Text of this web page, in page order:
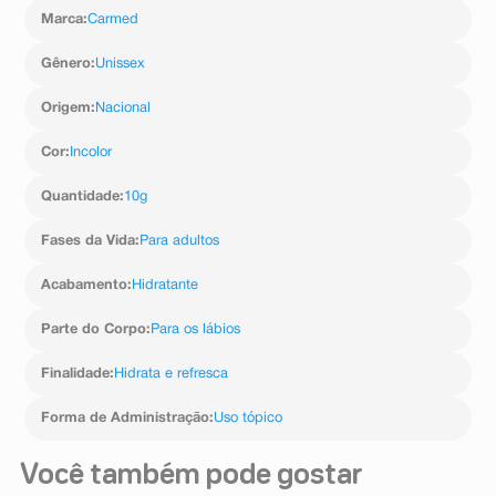
Marca:Carmed
Gênero:Unissex
Origem: Nacional
Cor: Incolor
Quantidade:10g
Fases da Vida: Para adultos
Acabamento: Hidratante
Parte do Corpo: Para os lábios
Finalidade: Hidrata e refresca
Forma de Administração:Uso tópico
Você também pode gostar